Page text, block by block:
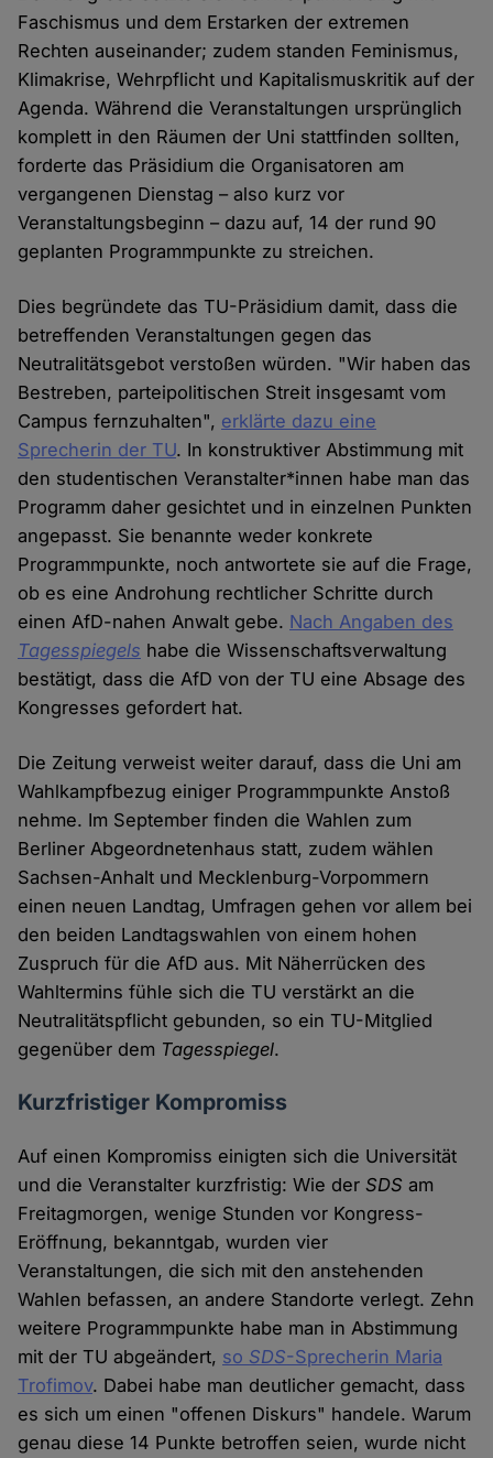
Faschismus und dem Erstarken der extremen
Rechten auseinander; zudem standen Feminismus,
Klimakrise, Wehrpflicht und Kapitalismuskritik auf der
Agenda. Während die Veranstaltungen ursprünglich
komplett in den Räumen der Uni stattfinden sollten,
forderte das Präsidium die Organisatoren am
vergangenen Dienstag – also kurz vor
Veranstaltungsbeginn – dazu auf, 14 der rund 90
geplanten Programmpunkte zu streichen.
Dies begründete das TU-Präsidium damit, dass die
betreffenden Veranstaltungen gegen das
Neutralitätsgebot verstoßen würden. "Wir haben das
Bestreben, parteipolitischen Streit insgesamt vom
Campus fernzuhalten", erklärte dazu eine
Sprecherin der TU. In konstruktiver Abstimmung mit
den studentischen Veranstalter*innen habe man das
Programm daher gesichtet und in einzelnen Punkten
angepasst. Sie benannte weder konkrete
Programmpunkte, noch antwortete sie auf die Frage,
ob es eine Androhung rechtlicher Schritte durch
einen AfD-nahen Anwalt gebe. Nach Angaben des
Tagesspiegels habe die Wissenschaftsverwaltung
bestätigt, dass die AfD von der TU eine Absage des
Kongresses gefordert hat.
Die Zeitung verweist weiter darauf, dass die Uni am
Wahlkampfbezug einiger Programmpunkte Anstoß
nehme. Im September finden die Wahlen zum
Berliner Abgeordnetenhaus statt, zudem wählen
Sachsen-Anhalt und Mecklenburg-Vorpommern
einen neuen Landtag, Umfragen gehen vor allem bei
den beiden Landtagswahlen von einem hohen
Zuspruch für die AfD aus. Mit Näherrücken des
Wahltermins fühle sich die TU verstärkt an die
Neutralitätspflicht gebunden, so ein TU-Mitglied
gegenüber dem Tagesspiegel.
Kurzfristiger Kompromiss
Auf einen Kompromiss einigten sich die Universität
und die Veranstalter kurzfristig: Wie derSDS am
Freitagmorgen, wenige Stunden vor Kongress-
Eröffnung, bekanntgab, wurden vier
Veranstaltungen, die sich mit den anstehenden
Wahlen befassen, an andere Standorte verlegt. Zehn
weitere Programmpunkte habe man in Abstimmung
mit der TU abgeändert, so SDS-Sprecherin Maria
Trofimov. Dabei habe man deutlicher gemacht, dass
es sich um einen "offenen Diskurs" handele. Warum
genau diese 14 Punkte betroffen seien, wurde nicht